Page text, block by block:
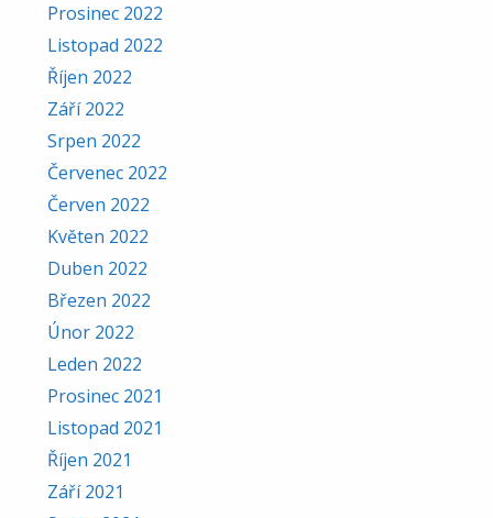
Prosinec 2022
Listopad 2022
Říjen 2022
Září 2022
Srpen 2022
Červenec 2022
Červen 2022
Květen 2022
Duben 2022
Březen 2022
Únor 2022
Leden 2022
Prosinec 2021
Listopad 2021
Říjen 2021
Září 2021